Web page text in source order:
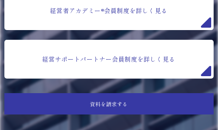
資料を請求する
経営者アカデミー®会員制度を詳しく見る
経営サポートパートナー会員制度を詳しく見る